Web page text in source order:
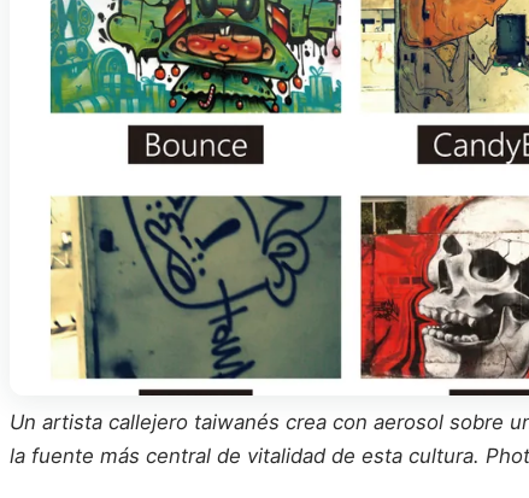
Un artista callejero taiwanés crea con aerosol sobre
la fuente más central de vitalidad de esta cultura.